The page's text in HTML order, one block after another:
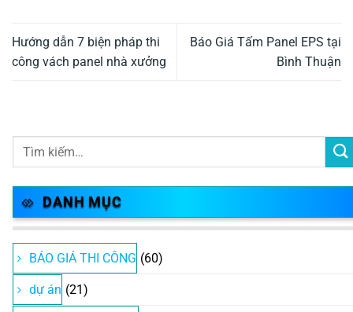
Hướng dẫn 7 biện pháp thi
công vách panel nhà xưởng
Báo Giá Tấm Panel EPS tại
Bình Thuận
DANH MỤC
BÁO GIÁ THI CÔNG (60)
dự án (21)